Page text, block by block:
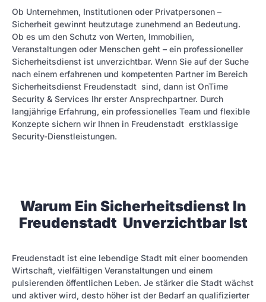
Ob Unternehmen, Institutionen oder Privatpersonen –
Sicherheit gewinnt heutzutage zunehmend an Bedeutung.
Ob es um den Schutz von Werten, Immobilien,
Veranstaltungen oder Menschen geht – ein professioneller
Sicherheitsdienst ist unverzichtbar. Wenn Sie auf der Suche
nach einem erfahrenen und kompetenten Partner im Bereich
Sicherheitsdienst Freudenstadt sind, dann ist OnTime
Security & Services Ihr erster Ansprechpartner. Durch
langjährige Erfahrung, ein professionelles Team und flexible
Konzepte sichern wir Ihnen in Freudenstadt erstklassige
Security-Dienstleistungen.
Warum Ein Sicherheitsdienst In
Freudenstadt Unverzichtbar Ist
Freudenstadt ist eine lebendige Stadt mit einer boomen­den
Wirtschaft, vielfältigen Veranstaltungen und einem
pulsierenden öffentlichen Leben. Je stärker die Stadt wächst
und aktiver wird, desto höher ist der Bedarf an qualifizierter